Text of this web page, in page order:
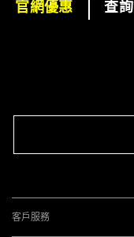
下單即可挑選精
官網優惠 查
客戶服務